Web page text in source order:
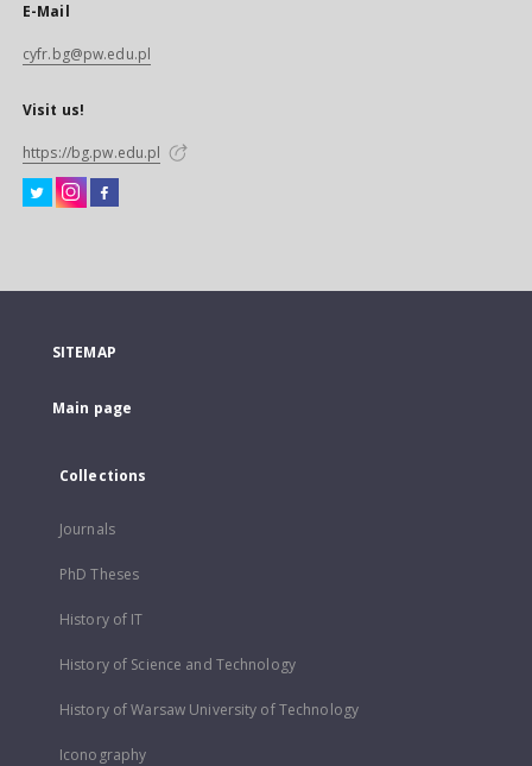
E-Mail
cyfr.bg@pw.edu.pl
Visit us!
https://bg.pw.edu.pl
SITEMAP
Main page
Collections
Journals
PhD Theses
History of IT
History of Science and Technology
History of Warsaw University of Technology
Iconography